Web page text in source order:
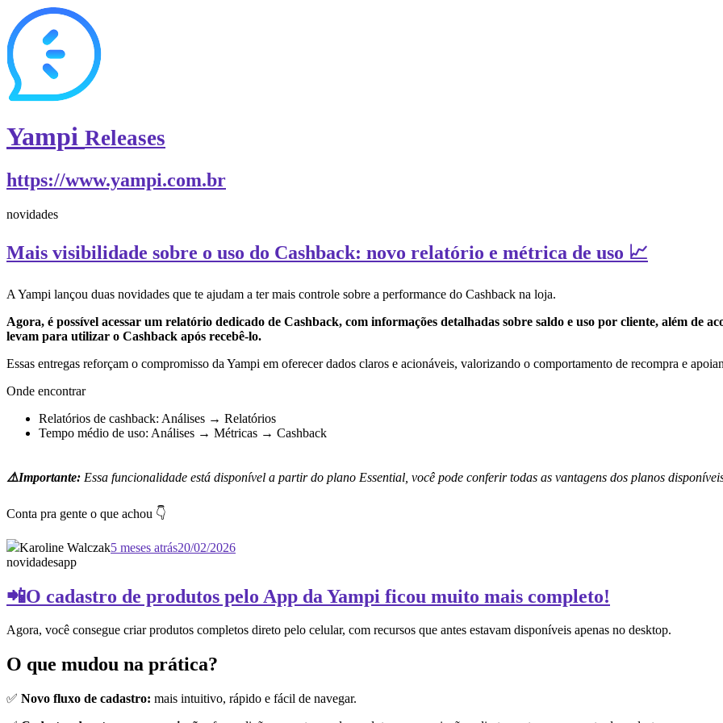
Yampi Releases
https://www.yampi.com.br
novidades
Mais visibilidade sobre o uso do Cashback: novo relatório e métrica de uso 📈
A Yampi lançou duas novidades que te ajudam a ter mais controle sobre a performance do Cashback na loja.
Agora, é possível acessar um relatório dedicado de Cashback, com informações detalhadas sobre saldo e uso por cliente, além de
levam para utilizar o Cashback após recebê-lo.
Essas entregas reforçam o compromisso da Yampi em oferecer dados claros e acionáveis, valorizando o comportamento de recompra e
Onde encontrar
Relatórios de cashback: Análises → Relatórios
Tempo médio de uso: Análises → Métricas → Cashback
⚠️Importante: Essa funcionalidade está disponível a partir do plano Essential, você pode conferir todas as vantagens dos planos
Conta pra gente o que achou 👇
Karoline Walczak5 meses atrás20/02/2026
novidadesapp
📲O cadastro de produtos pelo App da Yampi ficou muito mais completo!
Agora, você consegue criar produtos completos direto pelo celular, com recursos que antes estavam disponíveis apenas no desktop.
O que mudou na prática?
✅ Novo fluxo de cadastro: mais intuitivo, rápido e fácil de navegar.